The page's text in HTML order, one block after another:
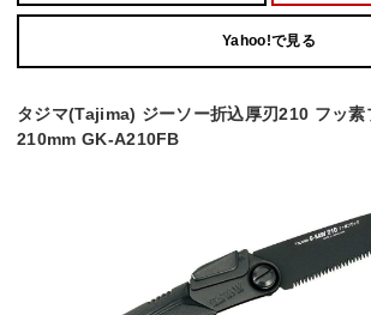
Yahoo!で見る
タジマ(Tajima) ジーソー折込厚刃210 フッ素
210mm GK-A210FB